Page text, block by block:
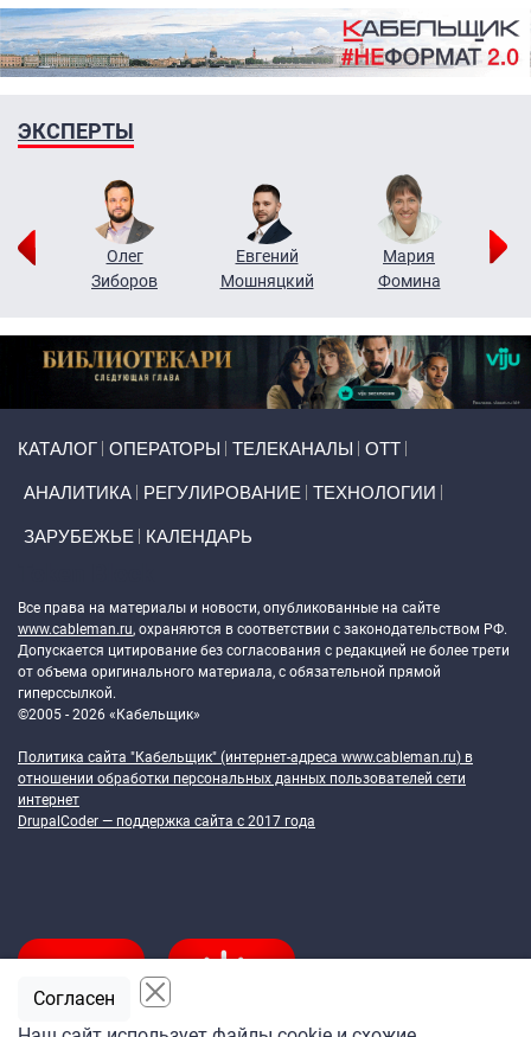
ЭКСПЕРТЫ
Олег
Зиборов
Евгений
Мошняцкий
Мария
Фомина
КАТАЛОГ ОПЕРАТОРЫ ТЕЛЕКАНАЛЫ ОТТ
АНАЛИТИКА РЕГУЛИРОВАНИЕ ТЕХНОЛОГИИ
ЗАРУБЕЖЬЕ КАЛЕНДАРЬ
Все права на материалы и новости, опубликованные на сайте
www.cableman.ru, охраняются в соответствии с законодательством РФ.
Допускается цитирование без согласования с редакцией не более трети
от объема оригинального материала, с обязательной прямой
гиперссылкой.
©2005 - 2026 «Кабельщик»
Политика сайта "Кабельщик" (интернет-адреса www.cableman.ru) в
отношении обработки персональных данных пользователей сети
интернет
DrupalCoder — поддержка сайта c 2017 года
Согласен